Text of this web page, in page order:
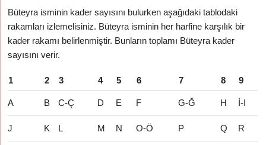
Büteyra isminin kader sayısını bulurken aşağıdaki tablodaki
rakamları izlemelisiniz. Büteyra isminin her harfine karşılık bir
kader rakamı belirlenmiştir. Bunların toplamı Büteyra kader
sayısını verir.
1 2 3 4 5 6 7 8 9
A B C-Ç D E F G-Ğ H İ-I
J K L M N O-Ö P Q R